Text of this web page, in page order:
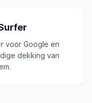
voor Google en
dekking van